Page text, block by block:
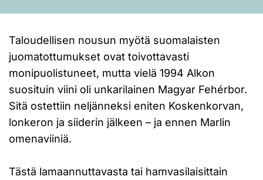
Taloudellisen nousun myötä suomalaisten
juomatottumukset ovat toivottavasti
monipuolistuneet, mutta vielä 1994 Alkon
suosituin viini oli unkarilainen Magyar Fehérbor.
Sitä ostettiin neljänneksi eniten Koskenkorvan,
lonkeron ja siiderin jälkeen – ja ennen Marlin
omenaviiniä.
Tästä lamaannuttavasta tai hamvasilaisittain